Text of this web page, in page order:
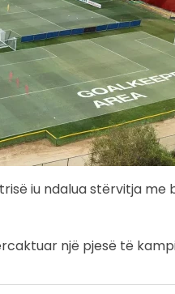
iu ndalua stërvitja
një pjesë të